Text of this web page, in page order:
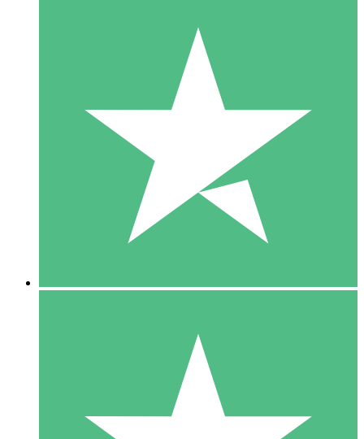
Paquetes de Créditos Individuales
Paga según el uso con créditos de descarga. Sin compromiso
10 00
10 Descargas
20 00